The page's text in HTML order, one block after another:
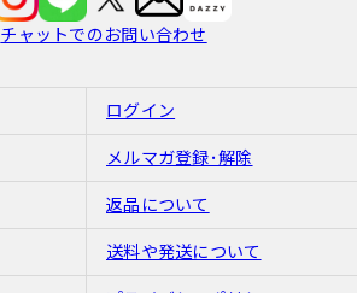
チャットでのお問い合わせ
ログイン
メルマガ登録･解除
返品について
送料や発送について